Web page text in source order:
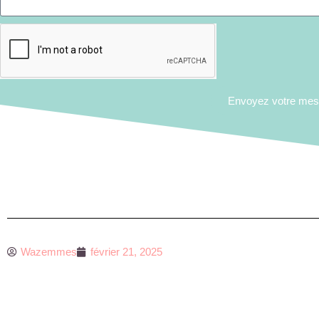
Envoyez votre
Wazemmes février 21, 2025